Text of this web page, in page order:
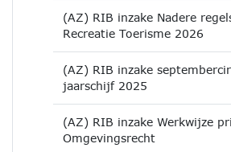
(AZ) RIB inzake Nadere
Recreatie Toerisme 2026
(AZ) RIB inzake
jaarschijf 2025
(AZ) RIB inzake Werkwijze
Omgevingsrecht